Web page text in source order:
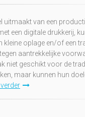
uitmaakt van een
een digitale drukkerij,
kleine oplage en/of een
aantrekkelijke
niet geschikt voor de
maar kunnen hun